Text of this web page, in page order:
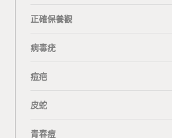
正確保養觀
病毒疣
痘疤
皮蛇
青春痘